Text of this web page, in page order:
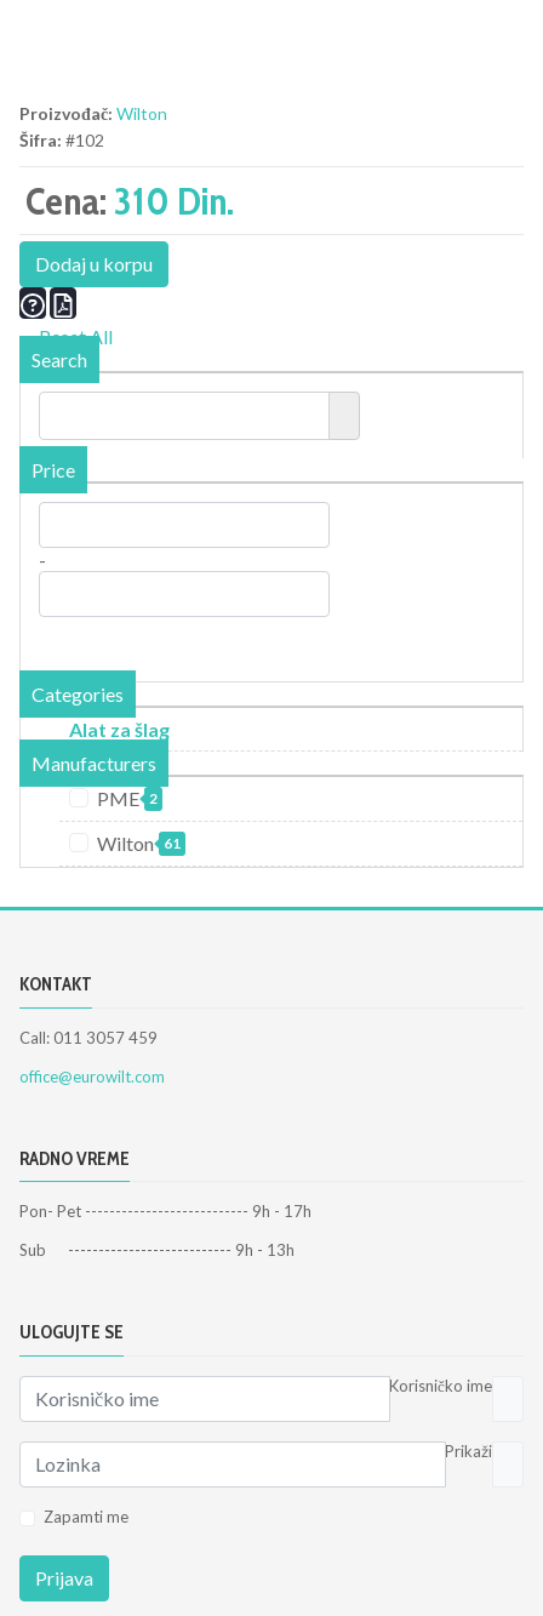
Proizvođač: Wilton
Šifra: #102
Cena:310 Din.
Dodaj u korpu
Reset All
Search
Price
-
Categories
Alat za šlag
Manufacturers
PME 2
Wilton 61
KONTAKT
Call: 011 3057 459
office@eurowilt.com
RADNO VREME
Pon- Pet --------------------------- 9h - 17h
Sub --------------------------- 9h - 13h
ULOGUJTE SE
Korisničko ime
Prikaži
Zapamti me
Prijava